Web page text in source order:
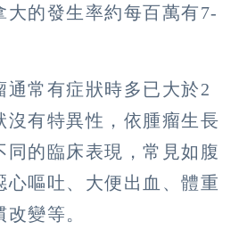
大的發生率約每百萬有7-
通常有症狀時多已大於2
沒有特異性，依腫瘤生長
同的臨床表現，常見如腹
心嘔吐、大便出血、體重
變等。